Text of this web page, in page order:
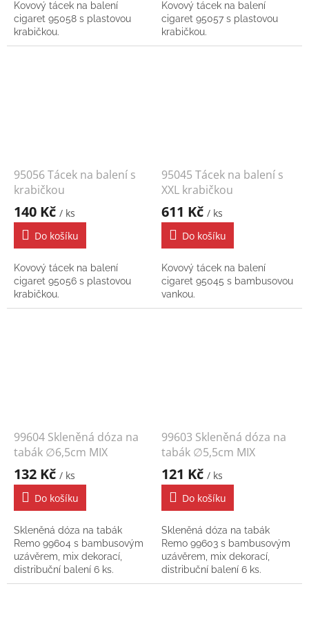
Kovový tácek na balení
cigaret 95058 s plastovou
krabičkou.
Kovový tácek na balení
cigaret 95057 s plastovou
krabičkou.
95056 Tácek na balení s
krabičkou
140 Kč / ks
Do košíku
Kovový tácek na balení
cigaret 95056 s plastovou
krabičkou.
95045 Tácek na balení s
XXL krabičkou
611 Kč / ks
Do košíku
Kovový tácek na balení
cigaret 95045 s bambusovou
vankou.
99604 Skleněná dóza na
tabák ∅6,5cm MIX
132 Kč / ks
Do košíku
Skleněná dóza na tabák
Remo 99604 s bambusovým
uzávěrem, mix dekorací,
distribuční balení 6 ks.
99603 Skleněná dóza na
tabák ∅5,5cm MIX
121 Kč / ks
Do košíku
Skleněná dóza na tabák
Remo 99603 s bambusovým
uzávěrem, mix dekorací,
distribuční balení 6 ks.